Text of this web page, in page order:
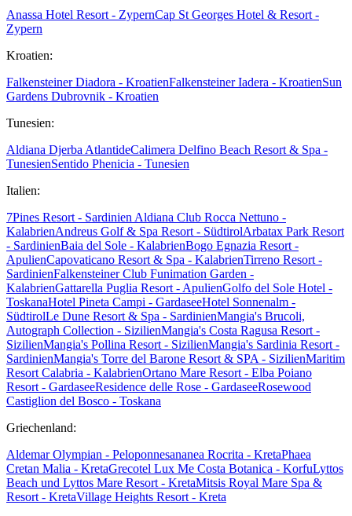
Anassa Hotel Resort - ZypernCap St Georges Hotel & Resort -
Zypern
Kroatien:
Falkensteiner Diadora - KroatienFalkensteiner Iadera - KroatienSun
Gardens Dubrovnik - Kroatien
Tunesien:
Aldiana Djerba AtlantideCalimera Delfino Beach Resort & Spa -
TunesienSentido Phenicia - Tunesien
Italien:
7Pines Resort - Sardinien Aldiana Club Rocca Nettuno -
KalabrienAndreus Golf & Spa Resort - SüdtirolArbatax Park Resort
- SardinienBaia del Sole - KalabrienBogo Egnazia Resort -
ApulienCapovaticano Resort & Spa - KalabrienTirreno Resort -
SardinienFalkensteiner Club Funimation Garden -
KalabrienGattarella Puglia Resort - ApulienGolfo del Sole Hotel -
ToskanaHotel Pineta Campi - GardaseeHotel Sonnenalm -
SüdtirolLe Dune Resort & Spa - SardinienMangia's Brucoli,
Autograph Collection - SizilienMangia's Costa Ragusa Resort -
SizilienMangia's Pollina Resort - SizilienMangia's Sardinia Resort -
SardinienMangia's Torre del Barone Resort & SPA - SizilienMaritim
Resort Calabria - KalabrienOrtano Mare Resort - Elba Poiano
Resort - GardaseeResidence delle Rose - GardaseeRosewood
Castiglion del Bosco - Toskana
Griechenland:
Aldemar Olympian - Peloponnesananea Rocrita - KretaPhaea
Cretan Malia - KretaGrecotel Lux Me Costa Botanica - KorfuLyttos
Beach und Lyttos Mare Resort - KretaMitsis Royal Mare Spa &
Resort - KretaVillage Heights Resort - Kreta